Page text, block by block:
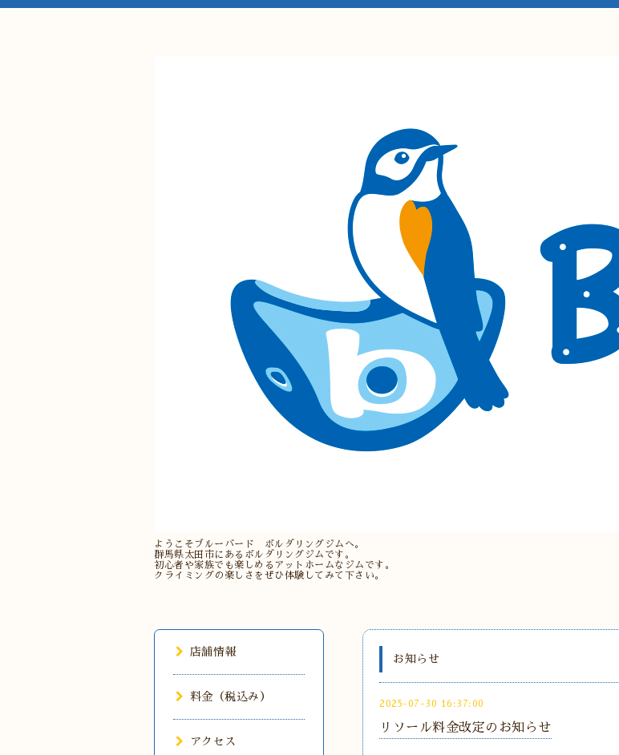
ようこそブルーバード ボルダリングジムへ。
群馬県太田市にあるボルダリングジムです。
初心者や家族でも楽しめるアットホームなジムです。
クライミングの楽しさをぜひ体験してみて下さい。
お知らせ
2025-07-30 16:37:00
リソール料金改定のお知らせ
店舗情報
料金（税込み）
アクセス